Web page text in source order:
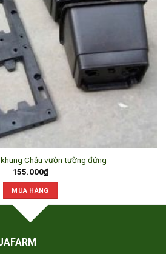
Chậu vườn tường đứng
155.000₫
MUA HÀNG